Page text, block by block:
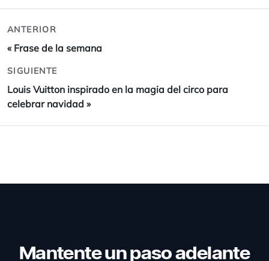
ANTERIOR
« Frase de la semana
SIGUIENTE
Louis Vuitton inspirado en la magia del circo para
celebrar navidad »
Mantente un paso adelante